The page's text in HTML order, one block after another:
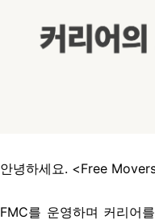
안녕하세요. <Free
FMC를 운영하며 커리어